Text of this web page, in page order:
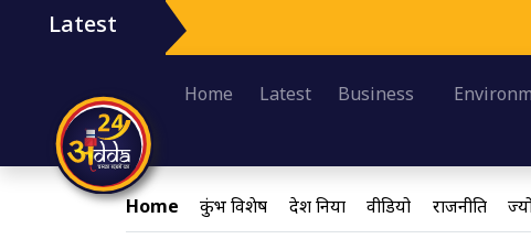
Latest
Home Latest Business
Home कुंभ विशेष देश दुनिया वीडियो राजनीति